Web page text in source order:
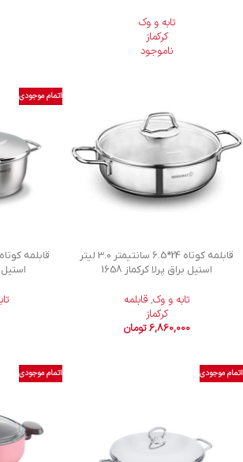
تابه و وک
کرکماز
ناموجود
قابلمه کوتاه 24*6.5 سانتیمتر 3.0 لیتر
استیل براق پرلا کرکماز 1658
تابه و وک, قابلمه
کرکماز
6,860,000 تومان
اتمام موجودی
استیل
اتمام موجودی اتمام موجودی